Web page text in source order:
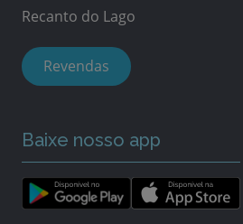
Recanto do Lago
Revendas
Baixe nosso app